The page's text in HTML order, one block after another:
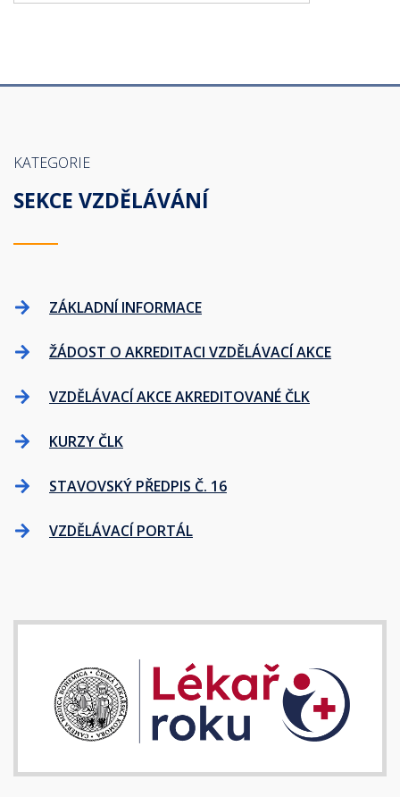
KATEGORIE
SEKCE VZDĚLÁVÁNÍ
ZÁKLADNÍ INFORMACE
ŽÁDOST O AKREDITACI VZDĚLÁVACÍ AKCE
VZDĚLÁVACÍ AKCE AKREDITOVANÉ ČLK
KURZY ČLK
STAVOVSKÝ PŘEDPIS Č. 16
VZDĚLÁVACÍ PORTÁL